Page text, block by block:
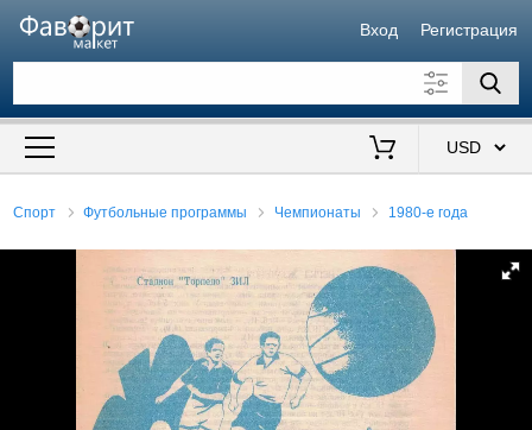
Вход Регистрация
Искать также в описании
Спорт Футбольные программы Чемпионаты 1980-е года